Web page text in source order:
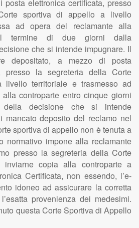
posta elettronica certificata, presso
sportiva di appello a livello
ad opera del reclamante alla
il termine di due giorni dalla
che si intende impugnare. Il
depositato, a mezzo di posta
presso la segreteria della Corte
territoriale e trasmesso ad
controparte entro cinque giorni
della decisione che si intende
mancato deposito del reclamo nel
sportiva di appello non è tenuta a
normativo impone alla reclamante
presso la segreteria della Corte
inviarne copia alla controparte a
Certificata, non essendo, l’e-
idoneo ad assicurare la corretta
provenienza dei medesimi.
questa Corte Sportiva di Appello